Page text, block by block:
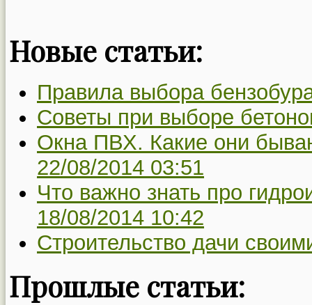
Новые статьи:
Правила выбора
Советы при выборе
Окна ПВХ. Какие они
22/08/2014 03:51
Что важно знать про
18/08/2014 10:42
Строительство дачи
Прошлые статьи: